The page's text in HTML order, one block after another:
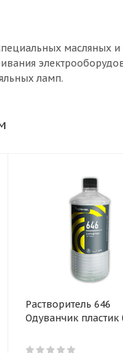
ламп.
Растворитель 646
Одуванчик пластик